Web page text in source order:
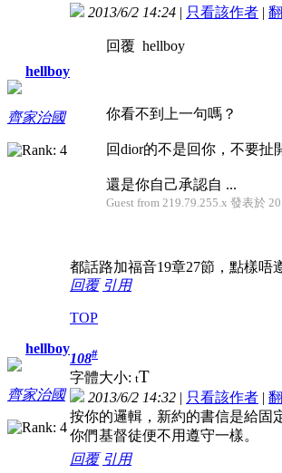
hellboy
齊家治國
2013/6/2 14:24 | 只看該作者 |
回覆 hellboy
你看不到上一句嗎？
回dior的不是回你，不要扯
還是你自己承認自 ...
Guest from 219.79.255.x 發表於
都話路加福音19章27節，點樣唔
回覆 引用
TOP
hellboy
齊家治國
108#
字體大小: tT
2013/6/2 14:32 | 只看該作者 |
按你的邏輯，新約的書信是給固
你們基督徒便不用遵守一樣。
回覆 引用